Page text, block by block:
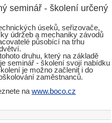
seminář - školení určený
úseků, seřizovače,
údržeb a mechaniky závodů
působící na trhu
druhu, který na základě
seminář - školení svojí nabídku
je možno začlenit i do
zaměstnanců.
na www.boco.cz